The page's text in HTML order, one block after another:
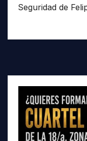
Seguridad de